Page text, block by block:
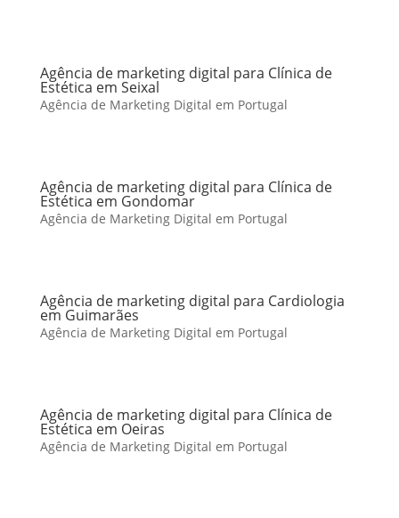
Agência de marketing digital para Clínica de
Estética em Seixal
Agência de Marketing Digital em Portugal
Agência de marketing digital para Clínica de
Estética em Gondomar
Agência de Marketing Digital em Portugal
Agência de marketing digital para Cardiologia
em Guimarães
Agência de Marketing Digital em Portugal
Agência de marketing digital para Clínica de
Estética em Oeiras
Agência de Marketing Digital em Portugal